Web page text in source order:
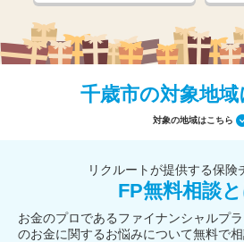
千歳市の対象地
対象の地域はこちら
リクルートが提供する保険
FP無料相談
お金のプロであるファイナンシャルプ
のお金に関するお悩みについて無料で